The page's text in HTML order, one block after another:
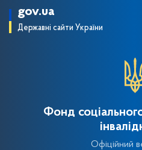
gov.ua
Державні сайти України
Фонд
Офіційний